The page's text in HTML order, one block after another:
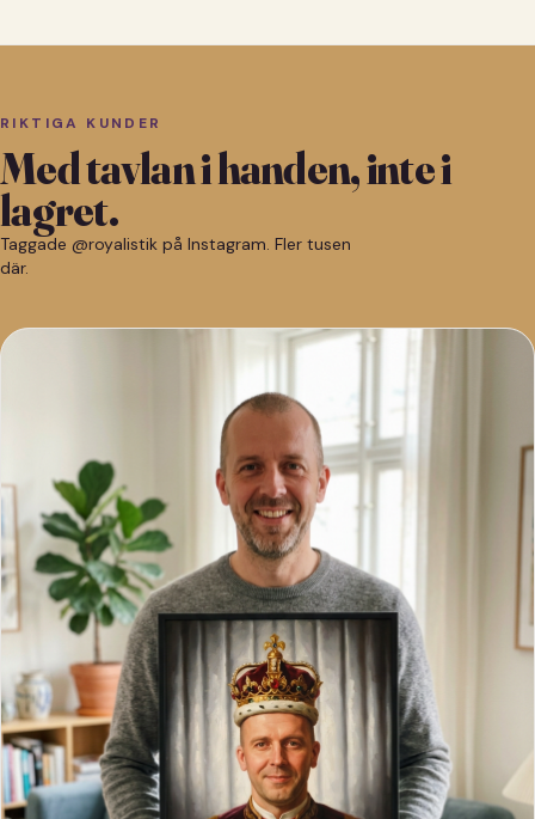
RIKTIGA KUNDER
Med tavlan i handen, inte i
lagret.
Taggade @royalistik på Instagram. Fler tusen
där.